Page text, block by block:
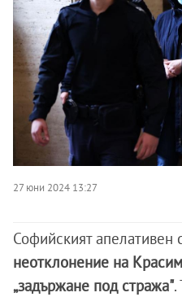
27 юни 2024 13:27
Софийският апелативен
неотклонение на
„задържане под стража".